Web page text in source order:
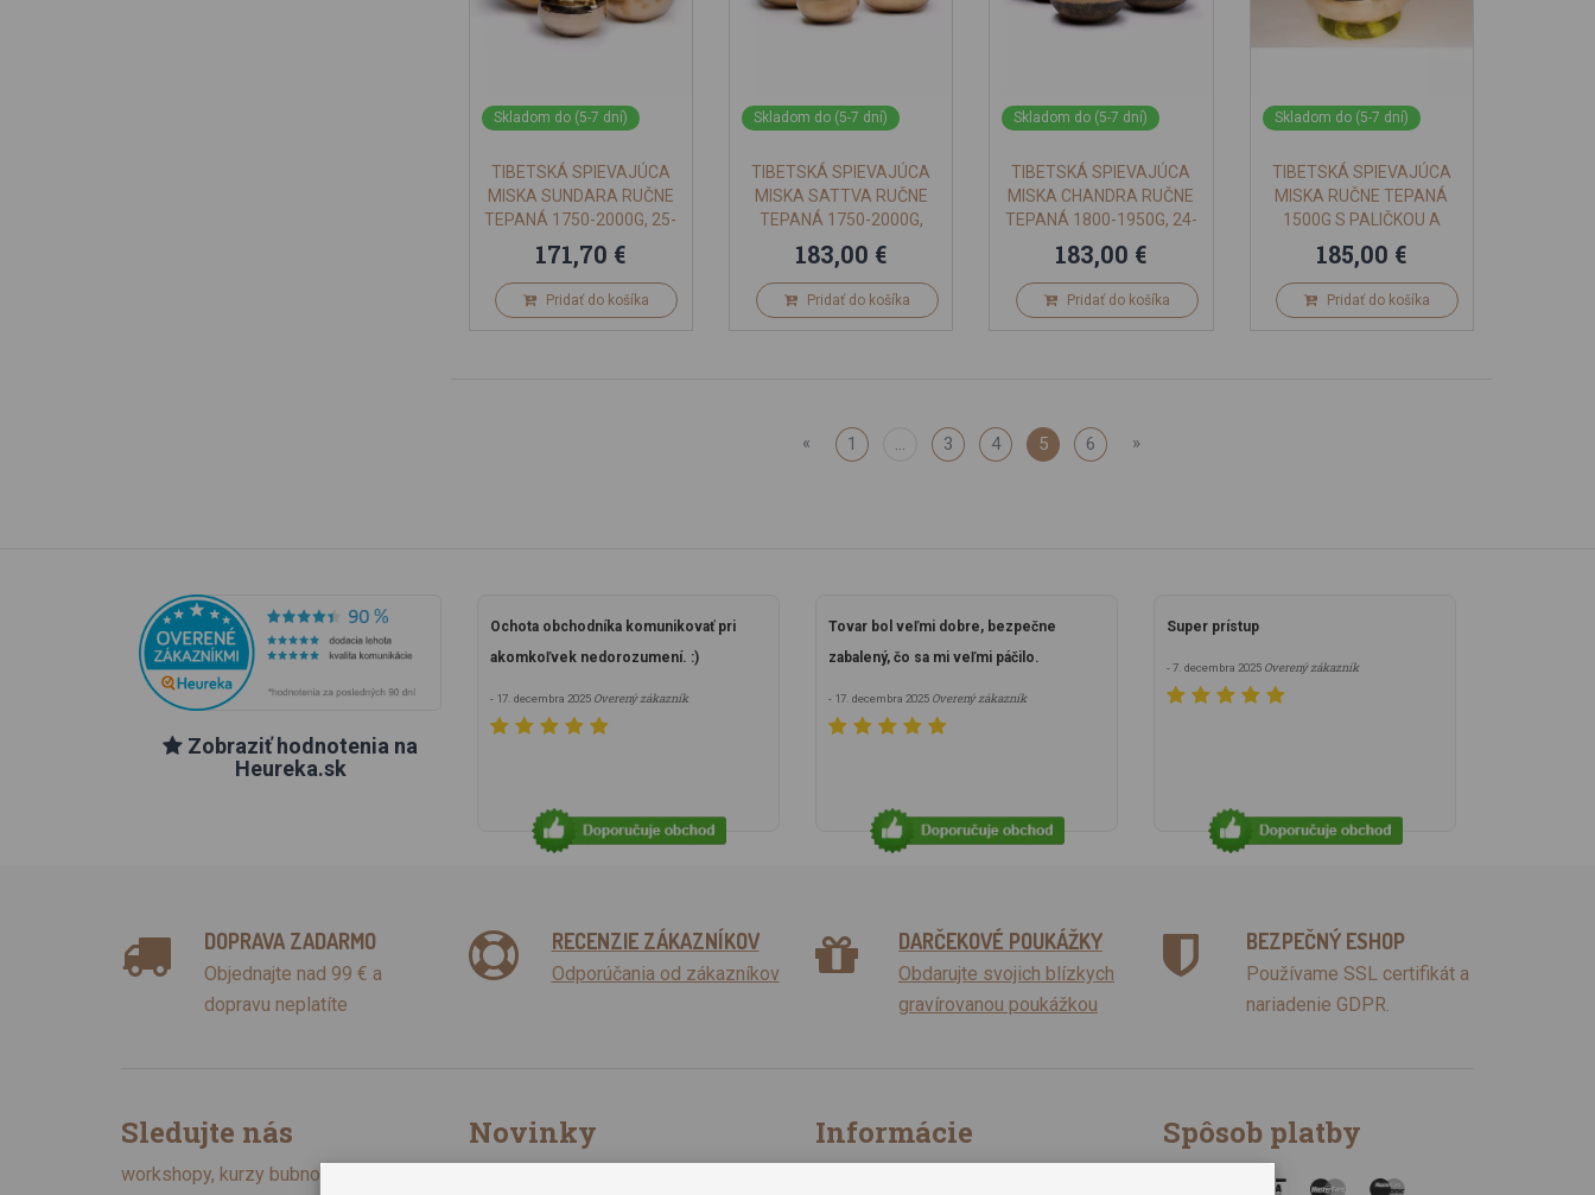
Skladom do (5-7 dní)
TIBETSKÁ SPIEVAJÚCA
MISKA SUNDARA RUČNE
TEPANÁ 1750-2000G, 25-
27CM
171,70 €
Pridať do košíka
Skladom do (5-7 dní)
TIBETSKÁ SPIEVAJÚCA
MISKA SATTVA RUČNE
TEPANÁ 1750-2000G,
25CM
183,00 €
Pridať do košíka
Skladom do (5-7 dní)
TIBETSKÁ SPIEVAJÚCA
MISKA CHANDRA RUČNE
TEPANÁ 1800-1950G, 24-
26CM
183,00 €
Pridať do košíka
Skladom do (5-7 dní)
TIBETSKÁ SPIEVAJÚCA
MISKA RUČNE TEPANÁ
1500G S PALIČKOU A
PODLOŽKOU
185,00 €
Pridať do košíka
« 1 ... 3 4 5 6 »
Zobraziť hodnotenia na
Heureka.sk
Ochota obchodníka komunikovať pri
akomkoľvek nedorozumení. :)
- 17. decembra 2025 Overený zákazník
Tovar bol veľmi dobre, bezpečne
zabalený, čo sa mi veľmi páčilo.
- 17. decembra 2025 Overený zákazník
Super prístup
- 7. decembra 2025 Overený zákazník
DOPRAVA ZADARMO
Objednajte nad 99 € a
dopravu neplatíte
RECENZIE ZÁKAZNÍKOV
Odporúčania od zákazníkov
DARČEKOVÉ POUKÁŽKY
Obdarujte svojich blízkych
gravírovanou poukážkou
BEZPEČNÝ ESHOP
Používame SSL certifikát a
nariadenie GDPR.
Sledujte nás
workshopy, kurzy bubnovania,
Novinky Informácie Spôsob platby